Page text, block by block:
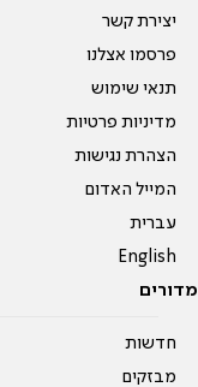
יצירת קשר
פרסמו אצלנו
תנאי שימוש
מדיניות פרטיות
הצהרת נגישות
המייל האדום
עברית
English
מדורים
חדשות
מבזקים